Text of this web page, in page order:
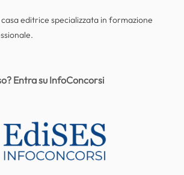
casa editrice specializzata in formazione
Entra su InfoConcorsi